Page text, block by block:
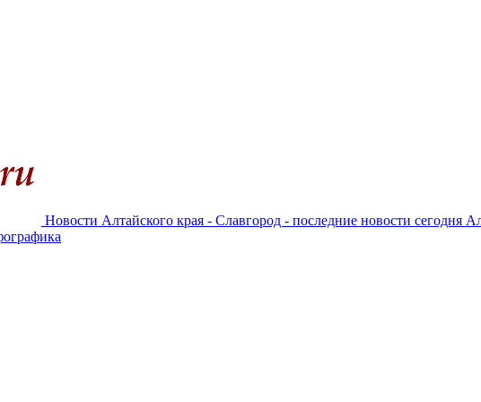
Новости Алтайского края - Славгород - последние новости сегодня